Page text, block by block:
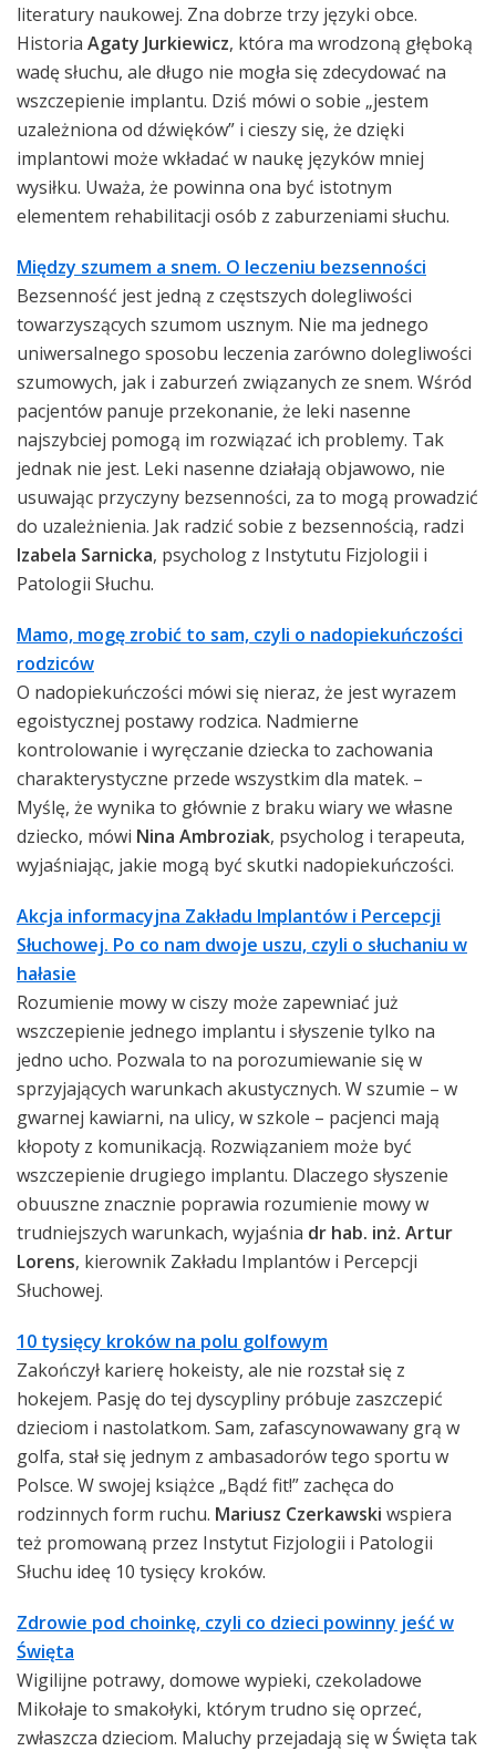
literatury naukowej. Zna dobrze trzy języki obce.
Historia Agaty Jurkiewicz, która ma wrodzoną głęboką
wadę słuchu, ale długo nie mogła się zdecydować na
wszczepienie implantu. Dziś mówi o sobie „jestem
uzależniona od dźwięków” i cieszy się, że dzięki
implantowi może wkładać w naukę języków mniej
wysiłku. Uważa, że powinna ona być istotnym
elementem rehabilitacji osób z zaburzeniami słuchu.
Między szumem a snem. O leczeniu bezsenności
Bezsenność jest jedną z częstszych dolegliwości
towarzyszących szumom usznym. Nie ma jednego
uniwersalnego sposobu leczenia zarówno dolegliwości
szumowych, jak i zaburzeń związanych ze snem. Wśród
pacjentów panuje przekonanie, że leki nasenne
najszybciej pomogą im rozwiązać ich problemy. Tak
jednak nie jest. Leki nasenne działają objawowo, nie
usuwając przyczyny bezsenności, za to mogą prowadzić
do uzależnienia. Jak radzić sobie z bezsennością, radzi
Izabela Sarnicka, psycholog z Instytutu Fizjologii i
Patologii Słuchu.
Mamo, mogę zrobić to sam, czyli o nadopiekuńczości
rodziców
O nadopiekuńczości mówi się nieraz, że jest wyrazem
egoistycznej postawy rodzica. Nadmierne
kontrolowanie i wyręczanie dziecka to zachowania
charakterystyczne przede wszystkim dla matek. –
Myślę, że wynika to głównie z braku wiary we własne
dziecko, mówi Nina Ambroziak, psycholog i terapeuta,
wyjaśniając, jakie mogą być skutki nadopiekuńczości.
Akcja informacyjna Zakładu Implantów i Percepcji
Słuchowej. Po co nam dwoje uszu, czyli o słuchaniu w
hałasie
Rozumienie mowy w ciszy może zapewniać już
wszczepienie jednego implantu i słyszenie tylko na
jedno ucho. Pozwala to na porozumiewanie się w
sprzyjających warunkach akustycznych. W szumie – w
gwarnej kawiarni, na ulicy, w szkole – pacjenci mają
kłopoty z komunikacją. Rozwiązaniem może być
wszczepienie drugiego implantu. Dlaczego słyszenie
obuuszne znacznie poprawia rozumienie mowy w
trudniejszych warunkach, wyjaśnia dr hab. inż. Artur
Lorens, kierownik Zakładu Implantów i Percepcji
Słuchowej.
10 tysięcy kroków na polu golfowym
Zakończył karierę hokeisty, ale nie rozstał się z
hokejem. Pasję do tej dyscypliny próbuje zaszczepić
dzieciom i nastolatkom. Sam, zafascynowawany grą w
golfa, stał się jednym z ambasadorów tego sportu w
Polsce. W swojej książce „Bądź fit!” zachęca do
rodzinnych form ruchu. Mariusz Czerkawski wspiera
też promowaną przez Instytut Fizjologii i Patologii
Słuchu ideę 10 tysięcy kroków.
Zdrowie pod choinkę, czyli co dzieci powinny jeść w
Święta
Wigilijne potrawy, domowe wypieki, czekoladowe
Mikołaje to smakołyki, którym trudno się oprzeć,
zwłaszcza dzieciom. Maluchy przejadają się w Święta tak